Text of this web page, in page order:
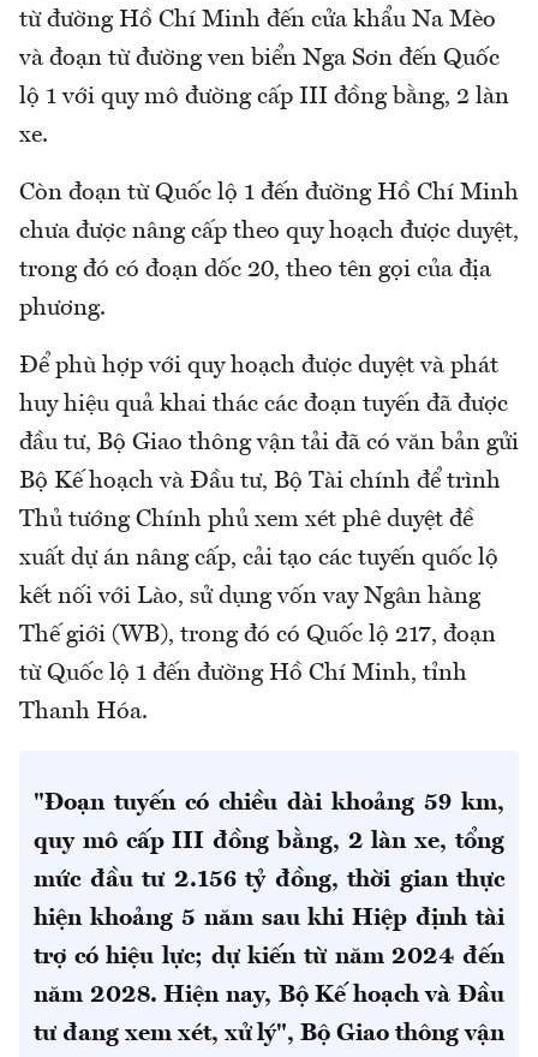
từ đường Hồ Chí Minh đến cửa khẩu Na Mèo
và đoạn từ đường ven biển Nga Sơn đến Quốc
lộ 1 với quy mô đường cấp III đồng bằng, 2 làn
xe.
Còn đoạn từ Quốc lộ 1 đến đường Hồ Chí Minh
chưa được nâng cấp theo quy hoạch được duyệt,
trong đó có đoạn dốc 20, theo tên gọi của địa
phương.
Để phù hợp với quy hoạch được duyệt và phát
huy hiệu quả khai thác các đoạn tuyến đã được
đầu tư, Bộ Giao thông vận tải đã có văn bản gửi
Bộ Kế hoạch và Đầu tư, Bộ Tài chính để trình
Thủ tướng Chính phủ xem xét phê duyệt đề
xuất dự án nâng cấp, cải tạo các tuyến quốc lộ
kết nối với Lào, sử dụng vốn vay Ngân hàng
Thế giới (WB), trong đó có Quốc lộ 217, đoạn
từ Quốc lộ 1 đến đường Hồ Chí Minh, tỉnh
Thanh Hóa.
"Đoạn tuyến có chiều dài khoảng 59 km,
quy mô cấp III đồng bằng, 2 làn xe, tổng
mức đầu tư 2.156 tỷ đồng, thời gian thực
hiện khoảng 5 năm sau khi Hiệp định tài
trợ có hiệu lực; dự kiến từ năm 2024 đến
năm 2028. Hiện nay, Bộ Kế hoạch và Đầu
tư đang xem xét, xử lý", Bộ Giao thông vận